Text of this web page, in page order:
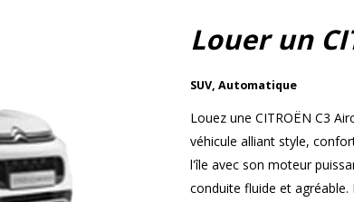
Louer un
SUV, Automatique
Louez une CITROËN C3
véhicule alliant style,
l'île avec son moteur
conduite fluide et agréable.